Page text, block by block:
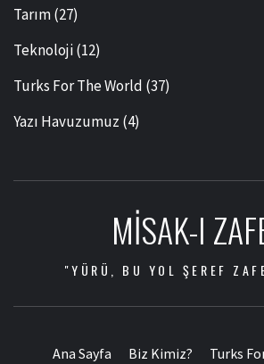
Tarım(27)
Teknoloji(12)
Turks For The World (37)
Yazı Havuzumuz (4)
MISAK-I
"YÜRÜ, BU YOL ŞEREF
Ana Sayfa Biz Kimiz? Turks